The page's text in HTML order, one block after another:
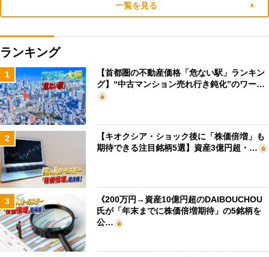
一覧を見る
ランキング
1
【首都圏の不動産価格「危ない駅」ランキン
グ】“中古マンション売れ行き鈍化”のワー…
2
【キオクシア・ショック後に「株価倍増」も
期待できる注目銘柄5選】資産3億円超・…
3
《200万円→資産10億円超のDAIBOUCHOU
氏が「年末までに株価倍増期待」の5銘柄を
公…